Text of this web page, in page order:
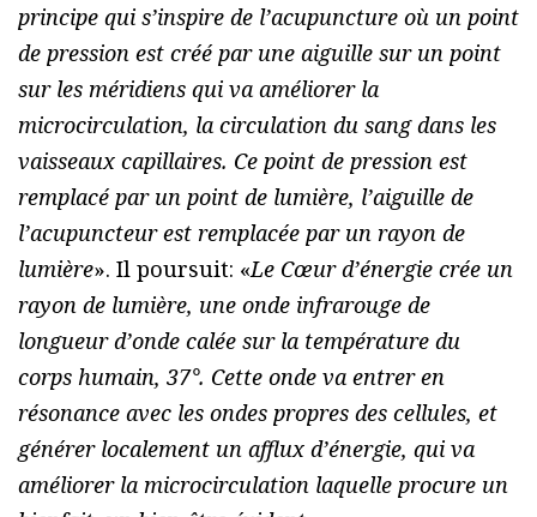
principe qui s’inspire de l’acupuncture où un point
de pression est créé par une aiguille sur un point
sur les méridiens qui va améliorer la
microcirculation, la circulation du sang dans les
vaisseaux capillaires. Ce point de pression est
remplacé par un point de lumière, l’aiguille de
l’acupuncteur est remplacée par un rayon de
lumière». Il poursuit: «Le Cœur d’énergie crée un
rayon de lumière, une onde infrarouge de
longueur d’onde calée sur la température du
corps humain, 37°. Cette onde va entrer en
résonance avec les ondes propres des cellules, et
générer localement un afflux d’énergie, qui va
améliorer la microcirculation laquelle procure un